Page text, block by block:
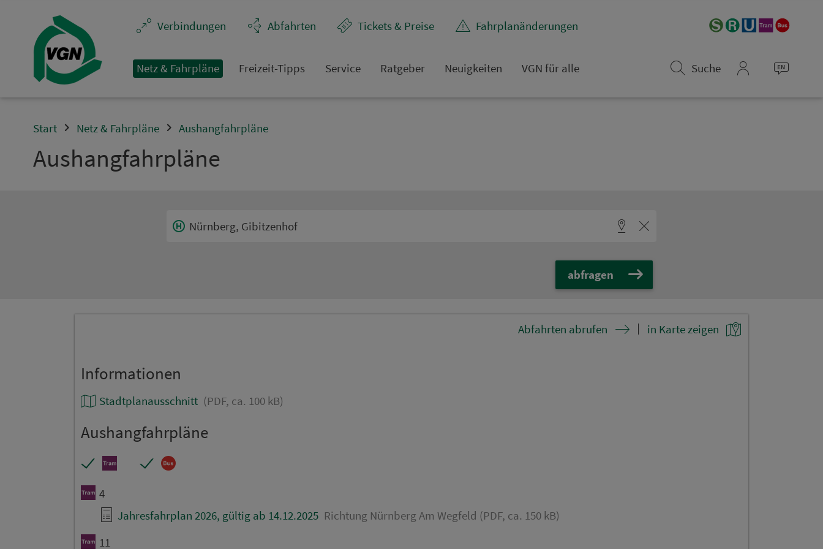
Ver­bin­dungen
Abfahrten Tickets & Preise Fahr­plan­ände­rungen
Netz & Fahrpläne Frei­zeit-Tipps Service Rat­ge­ber Neuigkeiten VGN für alle
Suche
Start Netz & Fahrpläne Aushangfahrpläne
Aus­hang­fahr­plä­ne
abfragen
Abfahrten abrufen in Karte zeigen
Informationen
Stadtplanausschnitt (PDF, ca. 100 kB)
Aushangfahrpläne
4
Jahresfahrplan 2026, gültig ab 14.12.2025 Richtung Nürnberg Am Wegfeld (PDF, ca. 150 kB)
11